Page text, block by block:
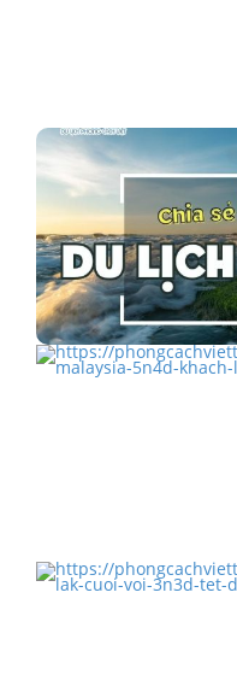
TOUR TRUNG
Cổ Thạch - Bãi biển
TOUR SINGAPORE